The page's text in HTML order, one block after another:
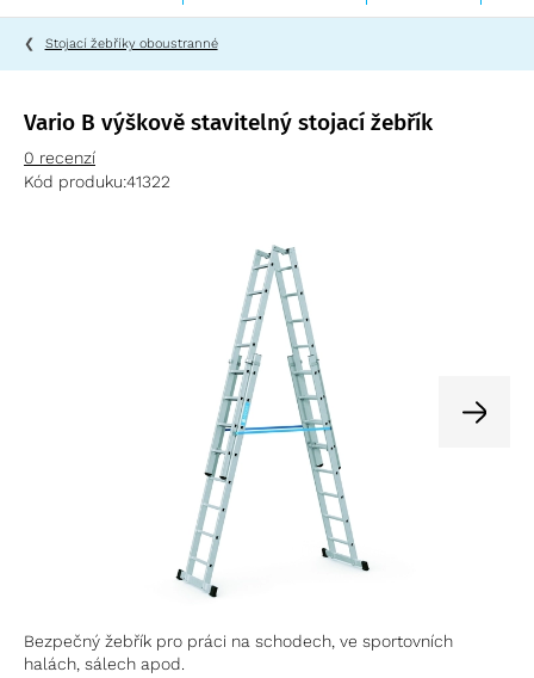
výškách
Stojací žebříky oboustranné
Vario B výškově stavitelný stojací žebřík
0 recenzí
Kód produku:41322
Bezpečný žebřík pro práci na schodech, ve sportovních
halách, sálech apod.